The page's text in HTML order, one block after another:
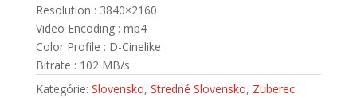
Resolution : 3840×2160
Video Encoding : mp4
Color Profile : D-Cinelike
Bitrate : 102 MB/s
Kategórie: Slovensko, Stredné Slovensko, Zuberec